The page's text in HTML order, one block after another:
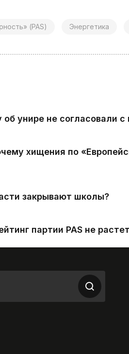
(PAS) Энергетика
унире не согласовали с
хищения по
закрывают школы?
партии PAS не